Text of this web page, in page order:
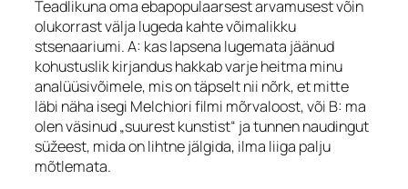
Teadlikuna oma ebapopulaarsest arvamusest võin
olukorrast välja lugeda kahte võimalikku
stsenaariumi. A: kas lapsena lugemata jäänud
kohustuslik kirjandus hakkab varje heitma minu
analüüsivõimele, mis on täpselt nii nõrk, et mitte
läbi näha isegi Melchiori filmi mõrvaloost, või B: ma
olen väsinud „suurest kunstist“ ja tunnen naudingut
süžeest, mida on lihtne jälgida, ilma liiga palju
mõtlemata.